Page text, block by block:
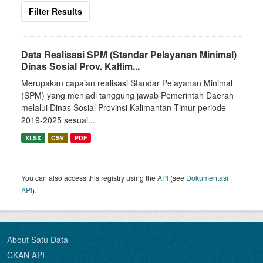
Filter Results
Data Realisasi SPM (Standar Pelayanan Minimal)
Dinas Sosial Prov. Kaltim...
Merupakan capaian realisasi Standar Pelayanan Minimal
(SPM) yang menjadi tanggung jawab Pemerintah Daerah
melalui Dinas Sosial Provinsi Kalimantan Timur periode
2019-2025 sesuai...
XLSX CSV PDF
You can also access this registry using theAPI (see Dokumentasi
API).
About Satu Data
CKAN API